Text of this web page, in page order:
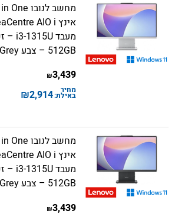
512GB – צבע Cloud Grey
3,439
₪
מחיר
באילת:2,914
₪
512GB – צבע Luna Grey
3,439
₪